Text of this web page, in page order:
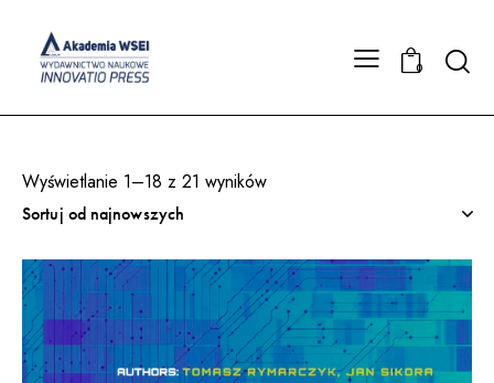
0
Wyświetlanie 1–18 z 21 wyników